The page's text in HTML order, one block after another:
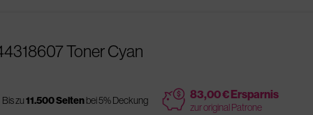
Toner Cyan
Bis zu11.500 Seitenbei 5% Deckung price 83,00 € Ersparnis
zur original Patrone